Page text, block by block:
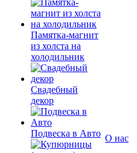
Памятка-магнит
из холста на
холодильник
Свадебный
декор
Подвеска в Авто О нас